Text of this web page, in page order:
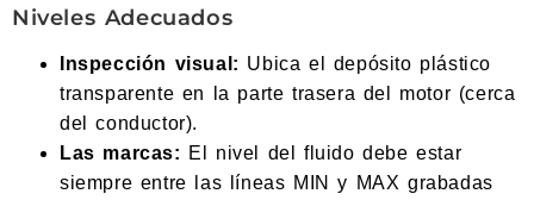
Niveles Adecuados
Inspección visual: Ubica el depósito plástico
transparente en la parte trasera del motor (cerca
del conductor).
Las marcas: El nivel del fluido debe estar
siempre entre las líneas MIN y MAX grabadas